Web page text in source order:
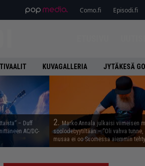
Como.fi Episodi.fi
KUVAGALLERIA JYTÄKESÄ
– Duff
AC/DC-
2. Marko Annala julkaisi viimeisen
soolodebyytiltään – ”Oli vahva
musaa ei oo Suomessa aiemmin